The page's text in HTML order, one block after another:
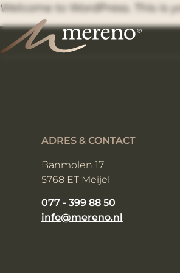
Welcome to WordPress. This is
ADRES & CONTACT
Banmolen 17
5768 ET Meijel
077 - 399 88 50
info@mereno.nl